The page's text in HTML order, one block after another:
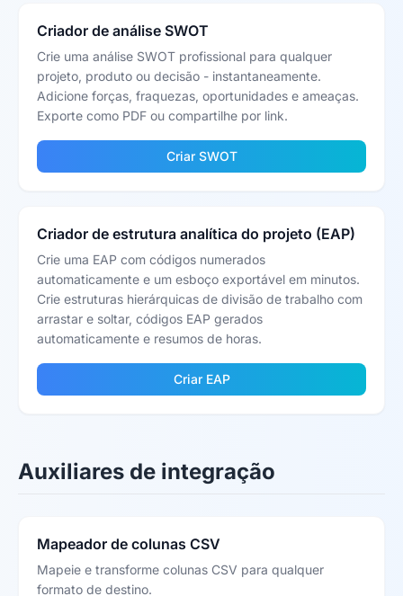
Criador de análise SWOT
Crie uma análise SWOT profissional para qualquer
projeto, produto ou decisão - instantaneamente.
Adicione forças, fraquezas, oportunidades e ameaças.
Exporte como PDF ou compartilhe por link.
Criar SWOT
Criador de estrutura analítica do projeto (EAP)
Crie uma EAP com códigos numerados
automaticamente e um esboço exportável em minutos.
Crie estruturas hierárquicas de divisão de trabalho com
arrastar e soltar, códigos EAP gerados
automaticamente e resumos de horas.
Criar EAP
Auxiliares de integração
Mapeador de colunas CSV
Mapeie e transforme colunas CSV para qualquer
formato de destino.